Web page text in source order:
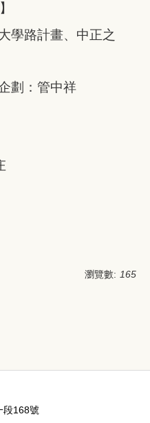
學路計畫、中正之
劃：管中祥
瀏覽數: 165
段168號